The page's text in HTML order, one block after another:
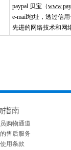
paypal 贝宝（
e-mail地址，透过信
先进的网络技术和网
指南
购物通道
售后服务
用条款